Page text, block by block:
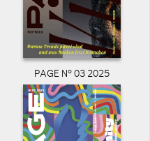
PAGE N° 03 2025